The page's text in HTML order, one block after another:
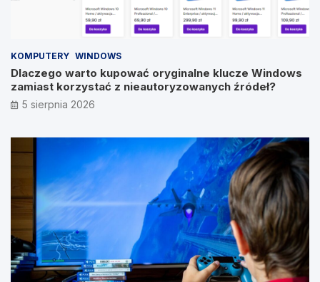
KOMPUTERY WINDOWS
Dlaczego warto kupować oryginalne klucze Windows
zamiast korzystać z nieautoryzowanych źródeł?
5 sierpnia 2026